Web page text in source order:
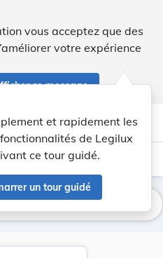
vous acceptez que des
votre expérience
ce message
account_circle help Aide
et rapidement les
de Legilux
ce tour guidé.
un tour guidé
light_mode dark_mode